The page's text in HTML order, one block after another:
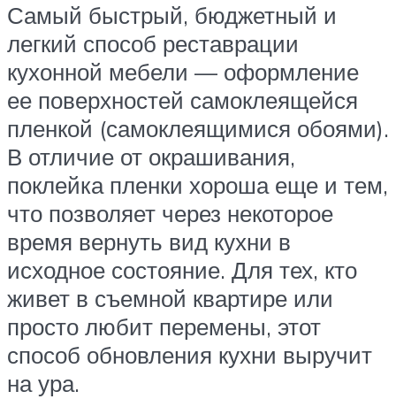
Самый быстрый, бюджетный и
легкий способ реставрации
кухонной мебели — оформление
ее поверхностей самоклеящейся
пленкой (самоклеящимися обоями).
В отличие от окрашивания,
поклейка пленки хороша еще и тем,
что позволяет через некоторое
время вернуть вид кухни в
исходное состояние. Для тех, кто
живет в съемной квартире или
просто любит перемены, этот
способ обновления кухни выручит
на ура.